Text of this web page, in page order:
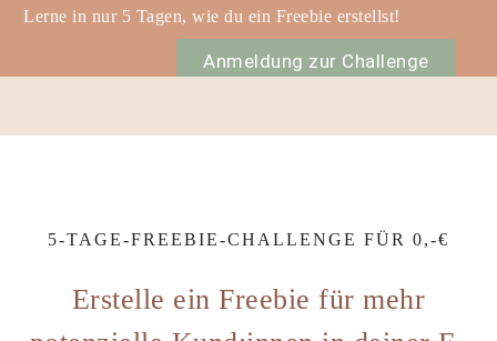
Lerne in nur 5 Tagen, wie du ein Freebie erstellst!
Anmeldung zur Challenge
5-TAGE-FREEBIE-CHALLENGE FÜR 0,-€
Erstelle ein Freebie für mehr